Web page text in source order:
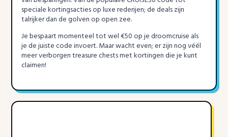
speciale kortingsacties op luxe rederijen; de deals zijn
talrijker dan de golven op open zee.
Je bespaart momenteel tot wel €50 op je droomcruise als
je de juiste code invoert. Maar wacht even; er zijn nog véél
meer verborgen treasure chests met kortingen die je kunt
claimen!